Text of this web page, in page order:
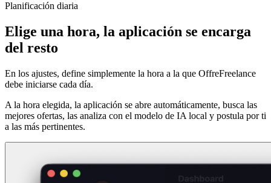
Planificación diaria
Elige una hora, la aplicación se encarga
del resto
En los ajustes, define simplemente la hora a la que OffreFreelance
debe iniciarse cada día.
A la hora elegida, la aplicación se abre automáticamente, busca las
mejores ofertas, las analiza con el modelo de IA local y postula por ti
a las más pertinentes.